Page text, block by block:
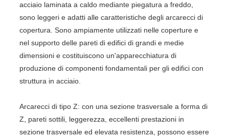
acciaio laminata a caldo mediante piegatura a freddo,
sono leggeri e adatti alle caratteristiche degli arcarecci di
copertura. Sono ampiamente utilizzati nelle coperture e
nel supporto delle pareti di edifici di grandi e medie
dimensioni e costituiscono un'apparecchiatura di
produzione di componenti fondamentali per gli edifici con
struttura in acciaio.
Arcarecci di tipo Z: con una sezione trasversale a forma di
Z, pareti sottili, leggerezza, eccellenti prestazioni in
sezione trasversale ed elevata resistenza, possono essere